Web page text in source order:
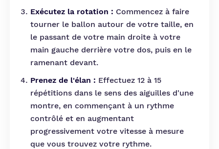
Exécutez la rotation : Commencez à faire
tourner le ballon autour de votre taille, en
le passant de votre main droite à votre
main gauche derrière votre dos, puis en le
ramenant devant.
Prenez de l'élan : Effectuez 12 à 15
répétitions dans le sens des aiguilles d'une
montre, en commençant à un rythme
contrôlé et en augmentant
progressivement votre vitesse à mesure
que vous trouvez votre rythme.